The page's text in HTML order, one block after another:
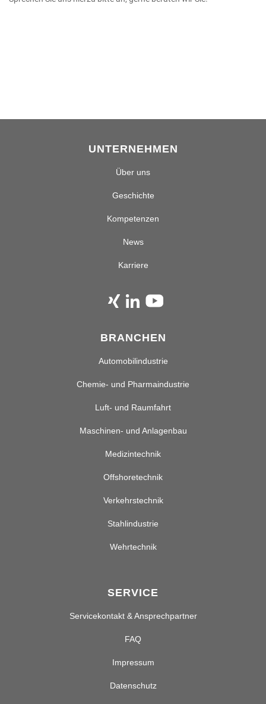
UNTERNEHMEN
Über uns
Geschichte
Kompetenzen
News
Karriere
BRANCHEN
Automobilindustrie
Chemie- und Pharmaindustrie
Luft- und Raumfahrt
Maschinen- und Anlagenbau
Medizintechnik
Offshoretechnik
Verkehrstechnik
Stahlindustrie
Wehrtechnik
SERVICE
Servicekontakt & Ansprechpartner
FAQ
Impressum
Datenschutz